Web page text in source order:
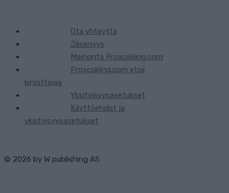
Ota yhteyttä
Jäsenyys
Mainonta Proxcskiing.com
Proxcskiing.com etsii
kirjoittajaa
Yksityisyysasetukset
Käyttöehdot ja
yksityisyysasetukset
© 2026 by W publishing AS